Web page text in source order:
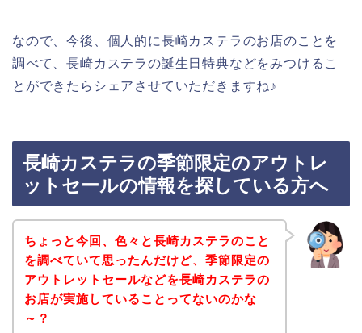
なので、今後、個人的に長崎カステラのお店のことを
調べて、長崎カステラの誕生日特典などをみつけるこ
とができたらシェアさせていただきますね♪
長崎カステラの季節限定のアウトレ
ットセールの情報を探している方へ
ちょっと今回、色々と長崎カステラのこと
を調べていて思ったんだけど、季節限定の
アウトレットセールなどを長崎カステラの
お店が実施していることってないのかな
～？